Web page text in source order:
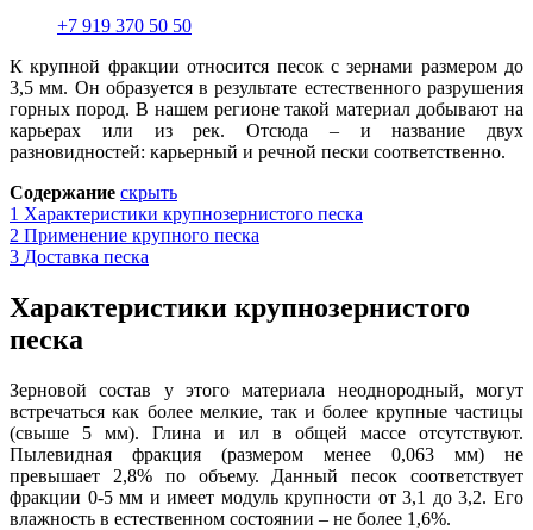
+7 919 370 50 50
К крупной фракции относится песок с зернами размером до
3,5 мм. Он образуется в результате естественного разрушения
горных пород. В нашем регионе такой материал добывают на
карьерах или из рек. Отсюда – и название двух
разновидностей: карьерный и речной пески соответственно.
Содержание скрыть
1 Характеристики крупнозернистого песка
2 Применение крупного песка
3 Доставка песка
Характеристики крупнозернистого
песка
Зерновой состав у этого материала неоднородный, могут
встречаться как более мелкие, так и более крупные частицы
(свыше 5 мм). Глина и ил в общей массе отсутствуют.
Пылевидная фракция (размером менее 0,063 мм) не
превышает 2,8% по объему. Данный песок соответствует
фракции 0-5 мм и имеет модуль крупности от 3,1 до 3,2. Его
влажность в естественном состоянии – не более 1,6%.